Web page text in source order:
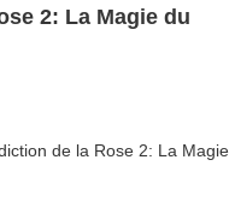
2: La Magie du